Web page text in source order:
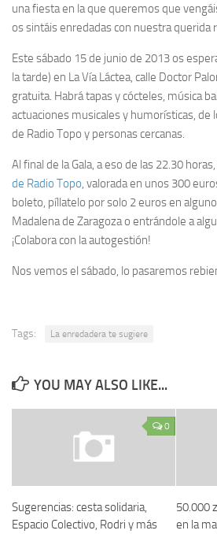
una fiesta en la que queremos que
os sintáis enredadas con nuestra querida
Este sábado 15 de junio de 2013 os
la tarde) en La Vía Láctea, calle Doctor
gratuita. Habrá tapas y cócteles, música
actuaciones musicales y humorísticas,
de Radio Topo y personas cercanas.
Al final de la Gala, a eso de las 22.30
de Radio Topo, valorada en unos 300
boleto, píllatelo por solo 2 euros en
Madalena de Zaragoza o entrándole a
¡Colabora con la autogestión!
Nos vemos el sábado, lo pasaremos
Tags: La enredadera te sugiere
YOU MAY ALSO LIKE...
0
Sugerencias: cesta solidaria,
Espacio Colectivo, Rodri y más
50.000
en la